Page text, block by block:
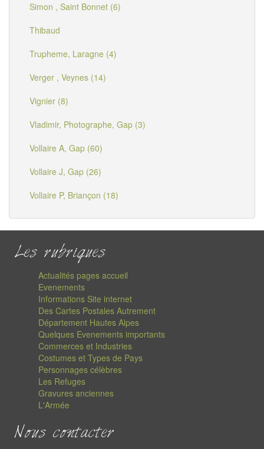
Simon , Saint Bonnet (6)
Thibaud
Trupheme, Laragne (4)
Verger , Veynes (14)
Vignier (8)
Vladimir, Photographe, Gap (3)
Vollaire A, Gap (60)
Vollaire J, Gap (26)
Vollaire P, Briançon (18)
Les rubriques
Actualités pages accueil
Evenements
Informations Site internet
Des Cartes Postales Autrement
Département Hautes Alpes
Quelques Evenements importants
Commerces et Industries
Costumes et Types de Pays
Personnages célèbres
Les Refuges
Gravures anciennes
L'Armée
Nous contacter